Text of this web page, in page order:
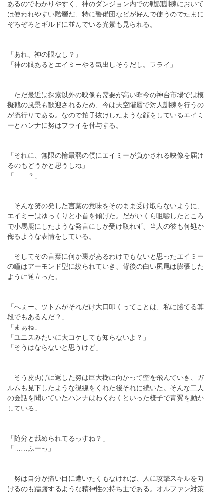
あるのでわかりやすく、神のダンジョン内での戦闘訓練において
は使われやすい階層だ。特に警備団などが好んで使うのでたまに
ぞろぞろとギルドに並んでいる光景も見られる。
「あれ、神の眼なし？」
「神の眼あるとエイミーやる気出しそうだし。フライ」
ただ最近は探索以外の映像も需要が高い昨今の神台市場では模
擬戦の風景も歓迎されるため、今は天空階層で対人訓練を行うの
が流行りである。なので拍子抜けしたような顔をしているエイミ
ーとハンナに努はフライを付与する。
「それに、無限の輪最弱の僕にエイミーが負かされる映像を届け
るのもどうかと思うしね」
「……？」
そんな努の発した言葉の意味をそのまま受け取らないように、
エイミーはゆっくりと小首を傾げた。だがいくら咀嚼したところ
で小馬鹿にしたような発言にしか受け取れず、当人の彼も何処か
侮るような表情をしている。
そしてその言葉に何か裏があるわけでもないと思ったエイミー
の瞳はアーモンド型に絞られていき、背後の白い尻尾は膨張した
ように逆立った。
「へぇー。ツトムがそれだけ大口叩くってことは、私に勝てる算
段でもあるんだ？」
「まぁね」
「ユニスみたいに大コケしても知らないよ？」
「そうはならないと思うけど」
そう皮肉げに返した努は巨大樹に向かって空を飛んでいき、ガ
ルムも見下したような視線をくれた後それに続いた。そんな二人
の会話を聞いていたハンナはわくわくといった様子で青翼を動か
している。
「随分と舐められてるっすね？」
「……ふーっ」
努は自分が痛い目に遭いたくもなければ、人に攻撃スキルを向
けるのも躊躇するような精神性の持ち主である。オルファン対策